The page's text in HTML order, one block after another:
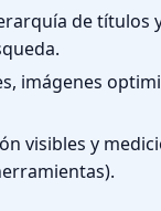
de títulos
imágenes
visibles y